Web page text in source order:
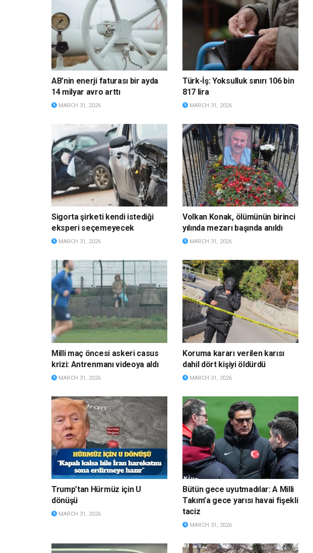
AB’nin enerji faturası bir ayda
14 milyar avro arttı
MARCH 31, 2026
Türk-İş: Yoksulluk sınırı 106 bin
817 lira
MARCH 31, 2026
Sigorta şirketi kendi istediği
eksperi seçemeyecek
MARCH 31, 2026
Volkan Konak, ölümünün birinci
yılında mezarı başında anıldı
MARCH 31, 2026
Milli maç öncesi askeri casus
krizi: Antrenmanı videoya aldı
MARCH 31, 2026
Koruma kararı verilen karısı
dahil dört kişiyi öldürdü
MARCH 31, 2026
Trump’tan Hürmüz için U
dönüşü
MARCH 31, 2026
Bütün gece uyutmadılar: A Milli
Takım’a gece yarısı havai fişekli
taciz
MARCH 31, 2026